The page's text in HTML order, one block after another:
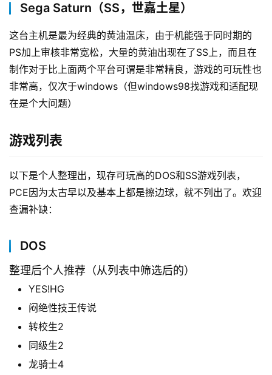
Sega Saturn（SS，世嘉土星）
这台主机是最为经典的黄油温床，由于机能强于同时期的
PS加上审核非常宽松，大量的黄油出现在了SS上，而且在
制作对于比上面两个平台可谓是非常精良，游戏的可玩性也
非常高，仅次于windows（但windows98找游戏和适配现
在是个大问题）
游戏列表
以下是个人整理出，现存可玩高的DOS和SS游戏列表，
PCE因为太古早以及基本上都是擦边球，就不列出了。欢迎
查漏补缺：
DOS
整理后个人推荐（从列表中筛选后的）
YES!HG
闷绝性技王传说
转校生2
同级生2
龙骑士4